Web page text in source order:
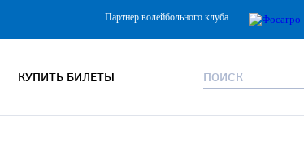
Партнер волейбольного клуба
КУПИТЬ БИЛЕТЫ